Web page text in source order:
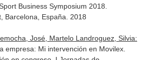
Business Symposium 2018.
Barcelona, España. 2018
José, Martelo Landroguez, Silvia:
empresa: Mi intervención en Movilex.